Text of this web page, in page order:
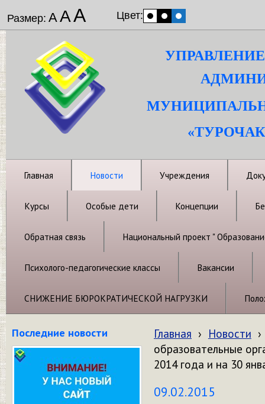
Размер: ААА Цвет:
Главная Новости Учреждения
Курсы Особые дети Концепции
Обратная связь Национальный проект "
Психолого-педагогические классы Вакансии
СНИЖЕНИЕ БЮРОКРАТИЧЕСКОЙ НАГРУЗКИ
Последние новости Главная › Новости ›
образовательные
2014 года и на 30
09.02.2015